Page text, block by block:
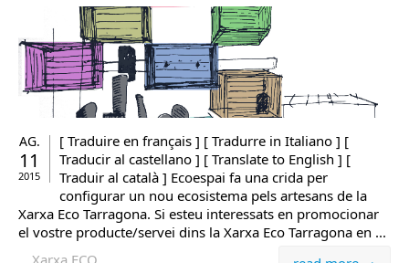
AG.
11
2015
[ Traduire en français ] [ Tradurre in Italiano ] [
Traducir al castellano ] [ Translate to English ] [
Traduir al català ] Ecoespai fa una crida per
configurar un nou ecosistema pels artesans de la
Xarxa Eco Tarragona. Si esteu interessats en promocionar
el vostre producte/servei dins la Xarxa Eco Tarragona en ...
Xarxa ECO